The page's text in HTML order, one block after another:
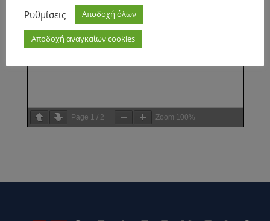
Page 1 / 2 Zoom 100%
Ρυθμίσεις
Αποδοχή όλων
Αποδοχή αναγκαίων cookies